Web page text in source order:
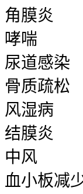
角膜炎
哮喘
尿道感染
骨质疏松
风湿病
结膜炎
中风
血小板减